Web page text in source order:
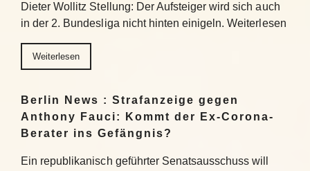
Dieter Wollitz Stellung: Der Aufsteiger wird sich auch
in der 2. Bundesliga nicht hinten einigeln. Weiterlesen
Weiterlesen
Berlin News : Strafanzeige gegen
Anthony Fauci: Kommt der Ex-Corona-
Berater ins Gefängnis?
Ein republikanisch geführter Senatsausschuss will